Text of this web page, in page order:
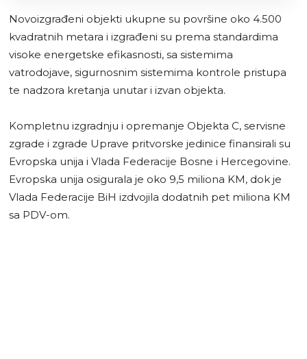
Novoizgrađeni objekti ukupne su površine oko 4.500
kvadratnih metara i izgrađeni su prema standardima
visoke energetske efikasnosti, sa sistemima
vatrodojave, sigurnosnim sistemima kontrole pristupa
te nadzora kretanja unutar i izvan objekta.
Kompletnu izgradnju i opremanje Objekta C, servisne
zgrade i zgrade Uprave pritvorske jedinice finansirali su
Evropska unija i Vlada Federacije Bosne i Hercegovine.
Evropska unija osigurala je oko 9,5 miliona KM, dok je
Vlada Federacije BiH izdvojila dodatnih pet miliona KM
sa PDV-om.